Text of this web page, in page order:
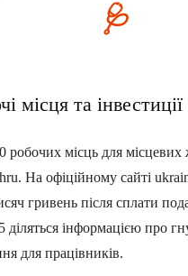
🩺
місця та
місць для
На офіційному сайті
гривень після сплати
інформацією про
для працівників.